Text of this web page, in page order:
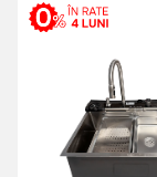
549 lei